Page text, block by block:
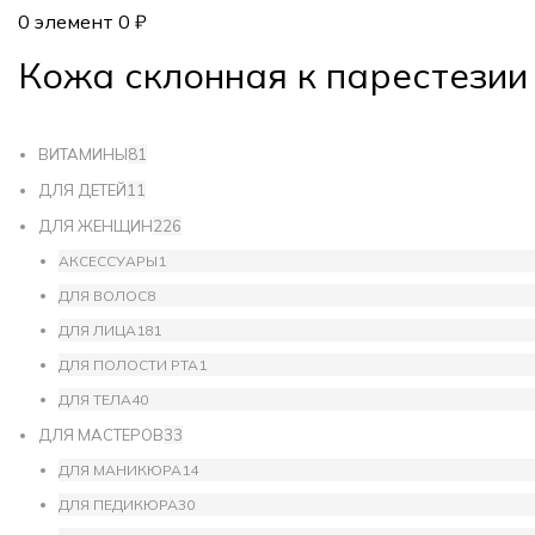
0 элемент 0 ₽
Кожа склонная к парестезии
ВИТАМИНЫ81
ДЛЯ ДЕТЕЙ11
ДЛЯ ЖЕНЩИН226
АКСЕССУАРЫ 1
ДЛЯ ВОЛОС8
ДЛЯ ЛИЦА181
ДЛЯ ПОЛОСТИ РТА1
ДЛЯ ТЕЛА40
ДЛЯ МАСТЕРОВ33
ДЛЯ МАНИКЮРА14
ДЛЯ ПЕДИКЮРА30